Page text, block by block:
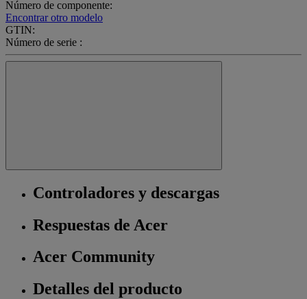
Número de componente:
Encontrar otro modelo
GTIN:
Número de serie :
Controladores y descargas
Respuestas de Acer
Acer Community
Detalles del producto